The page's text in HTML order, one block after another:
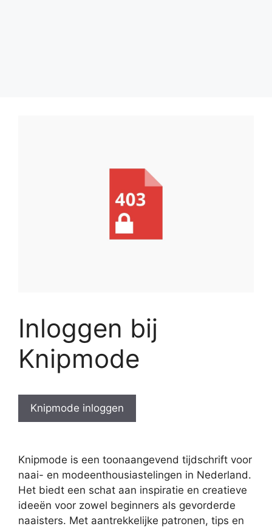
Inloggen bij
Knipmode
Knipmode inloggen
Knipmode is een toonaangevend tijdschrift voor
naai- en modeenthousiastelingen in Nederland.
Het biedt een schat aan inspiratie en creatieve
ideeën voor zowel beginners als gevorderde
naaisters. Met aantrekkelijke patronen, tips en